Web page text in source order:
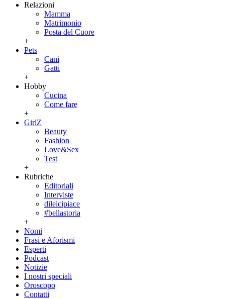
Relazioni
Mamma
Matrimonio
Posta del Cuore
+
Pets
Cani
Gatti
+
Hobby
Cucina
Come fare
+
GirlZ
Beauty
Fashion
Love&Sex
Test
+
Rubriche
Editoriali
Interviste
dileicipiace
#bellastoria
+
Nomi
Frasi e Aforismi
Esperti
Podcast
Notizie
I nostri speciali
Oroscopo
Contatti